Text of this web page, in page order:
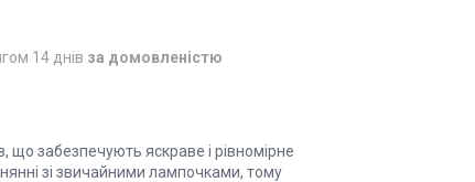
14 днів за домовленістю
що забезпечують яскраве і рівномірне
зі звичайними лампочками, тому